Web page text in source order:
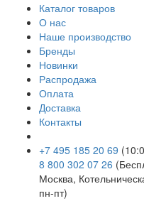
Каталог товаров
О нас
Наше производство
Бренды
Новинки
Распродажа
Оплата
Доставка
Контакты
+7 495 185 20 69
8 800 302 07 26
Москва,
пн-пт)